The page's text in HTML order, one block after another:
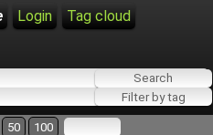
Login
Tag cloud
50 100